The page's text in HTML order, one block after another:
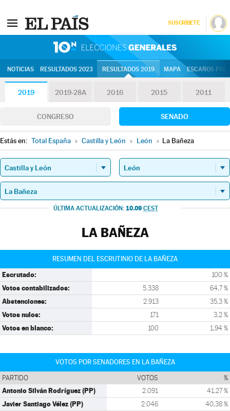
SUSCRÍBETE
NOTICIAS RESULTADOS 2023 RESULTADOS 2019 MAPA ESCAÑOS
2019 2019-28A 2016 2015 2011
CONGRESO SENADO
Estás en: Total España » Castilla y León » León » La Bañeza
ÚLTIMA ACTUALIZACIÓN: 10.09 CEST
LA BAÑEZA
RESUMEN DEL ESCRUTINIO DE LA BAÑEZA
Escrutado: 100 %
Votos contabilizados: 5.338 64,7 %
Abstenciones: 2.913 35,3 %
Votos nulos: 171 3,2 %
Votos en blanco: 100 1,94 %
VOTOS POR SENADORES EN LA BAÑEZA
PARTIDO VOTOS %
Antonio Silván Rodríguez (PP) 2.091 41,27 %
Javier Santiago Vélez (PP) 2.046 40,38 %